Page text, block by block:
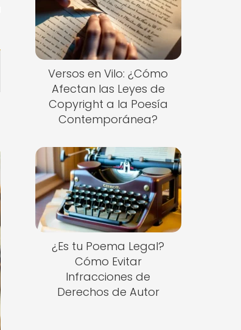
Versos en Vilo: ¿Cómo
Afectan las Leyes de
Copyright a la Poesía
Contemporánea?
¿Es tu Poema Legal?
Cómo Evitar
Infracciones de
Derechos de Autor